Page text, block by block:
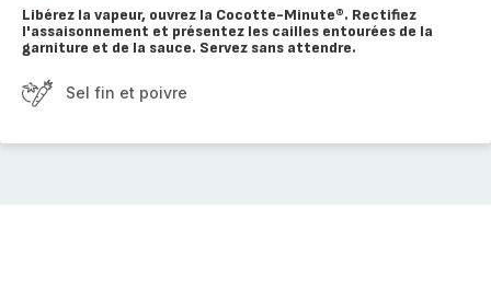
Libérez la vapeur, ouvrez la Cocotte-Minute®. Rectifiez
l'assaisonnement et présentez les cailles entourées de la
garniture et de la sauce. Servez sans attendre.
Sel fin et poivre